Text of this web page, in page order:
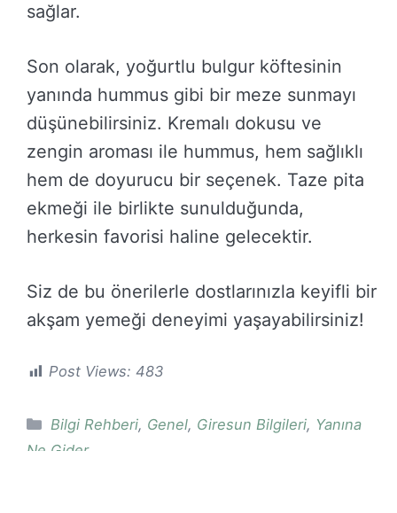
sağlar.
Son olarak, yoğurtlu bulgur köftesinin
yanında hummus gibi bir meze sunmayı
düşünebilirsiniz. Kremalı dokusu ve
zengin aroması ile hummus, hem sağlıklı
hem de doyurucu bir seçenek. Taze pita
ekmeği ile birlikte sunulduğunda,
herkesin favorisi haline gelecektir.
Siz de bu önerilerle dostlarınızla keyifli bir
akşam yemeği deneyimi yaşayabilirsiniz!
Post Views: 483
Kategoriler
Bilgi Rehberi, Genel, Giresun Bilgileri, Yanına
Ne Gider